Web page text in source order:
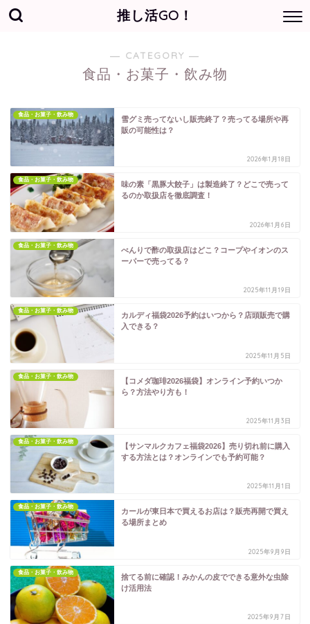
推し活GO！
― CATEGORY ―
食品・お菓子・飲み物
食品・お菓子・飲み物
雪グミ売ってないし販売終了？売ってる場所や再
販の可能性は？
2026年1月18日
食品・お菓子・飲み物
味の素「黒豚大餃子」は製造終了？どこで売って
るのか取扱店を徹底調査！
2026年1月6日
食品・お菓子・飲み物
べんりで酢の取扱店はどこ？コープやイオンのス
ーパーで売ってる？
2025年11月19日
食品・お菓子・飲み物
カルディ福袋2026予約はいつから？店頭販売で購
入できる？
2025年11月5日
食品・お菓子・飲み物
【コメダ珈琲2026福袋】オンライン予約いつか
ら？方法やり方も！
2025年11月3日
食品・お菓子・飲み物
【サンマルクカフェ福袋2026】売り切れ前に購入
する方法とは？オンラインでも予約可能？
2025年11月1日
食品・お菓子・飲み物
カールが東日本で買えるお店は？販売再開で買え
る場所まとめ
2025年9月9日
食品・お菓子・飲み物
捨てる前に確認！みかんの皮でできる意外な虫除
け活用法
2025年9月7日